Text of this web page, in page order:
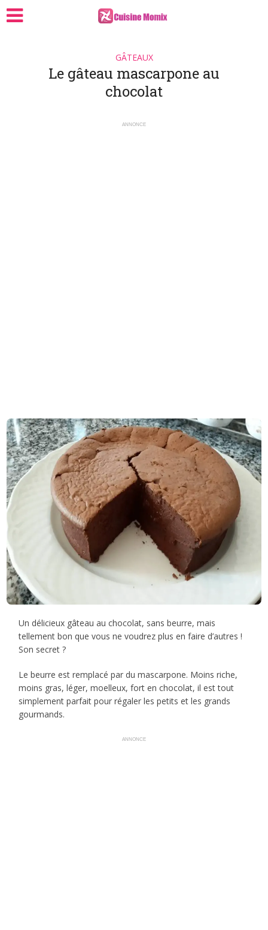
GÂTEAUX
Le gâteau mascarpone au
chocolat
ANNONCE
Un délicieux gâteau au chocolat, sans beurre, mais
tellement bon que vous ne voudrez plus en faire d’autres !
Son secret ?
Le beurre est remplacé par du mascarpone. Moins riche,
moins gras, léger, moelleux, fort en chocolat, il est tout
simplement parfait pour régaler les petits et les grands
gourmands.
ANNONCE